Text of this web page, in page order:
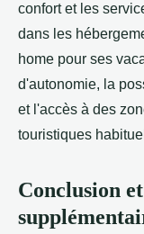
confort et les
dans les
home pour ses
d'autonomie, la
et l'accès à des
touristiques
Conclusion